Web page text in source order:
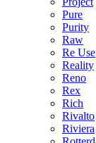
Pure
Purity
Raw
Re Use
Reality
Reno
Rex
Rich
Rivalto
Riviera